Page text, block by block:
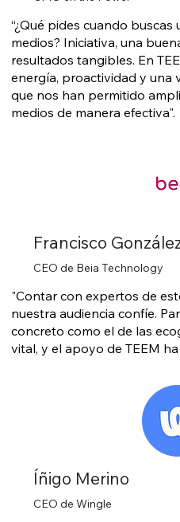
“¿Qué pides cuando
medios? Iniciativa, una
resultados tangibles. En
energía, proactividad y una
que nos han permitido
medios de manera efectiva".
"Contar con expertos de
nuestra audiencia confíe.
concreto como el de las
vital, y el apoyo de TEEM
Francisco
CEO de Beia Technology
Íñigo Merino
CEO de Wingle